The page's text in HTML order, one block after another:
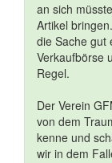
an sich
Artikel
die Sache gut
Verkaufbörse
Regel.
Der Verein
von dem
kenne und
wir in dem